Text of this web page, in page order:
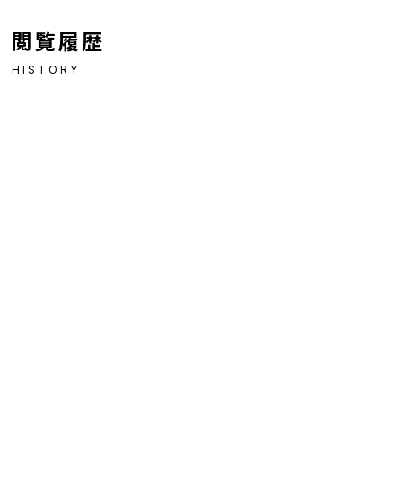
閲覧履歴
HISTORY